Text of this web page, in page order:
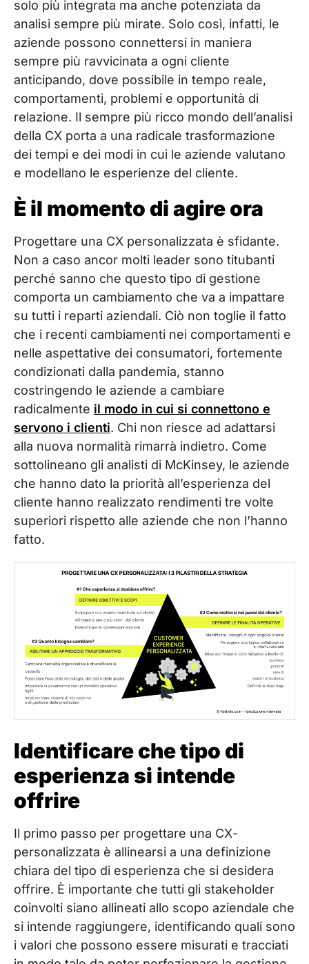
solo più integrata ma anche potenziata da
analisi sempre più mirate. Solo così, infatti, le
aziende possono connettersi in maniera
sempre più ravvicinata a ogni cliente
anticipando, dove possibile in tempo reale,
comportamenti, problemi e opportunità di
relazione. Il sempre più ricco mondo dell’analisi
della CX porta a una radicale trasformazione
dei tempi e dei modi in cui le aziende valutano
e modellano le esperienze del cliente.
È il momento di agire ora
Progettare una CX personalizzata è sfidante.
Non a caso ancor molti leader sono titubanti
perché sanno che questo tipo di gestione
comporta un cambiamento che va a impattare
su tutti i reparti aziendali. Ciò non toglie il fatto
che i recenti cambiamenti nei comportamenti e
nelle aspettative dei consumatori, fortemente
condizionati dalla pandemia, stanno
costringendo le aziende a cambiare
radicalmente il modo in cui si connettono e
servono i clienti. Chi non riesce ad adattarsi
alla nuova normalità rimarrà indietro. Come
sottolineano gli analisti di McKinsey, le aziende
che hanno dato la priorità all’esperienza del
cliente hanno realizzato rendimenti tre volte
superiori rispetto alle aziende che non l’hanno
fatto.
Identificare che tipo di
esperienza si intende
offrire
Il primo passo per progettare una CX­
personalizzata è allinearsi a una definizione
chiara del tipo di esperienza che si desidera
offrire. È importante che tutti gli stakeholder
coinvolti siano allineati allo scopo aziendale che
si intende raggiungere, identificando quali sono
i valori che possono essere misurati e tracciati